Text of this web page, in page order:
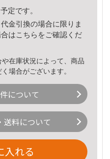
定です。
金引換の場合に限りま
はこちら をご確認くだ
在庫状況によって、商品
場合がございます。
について
送料について
入れる